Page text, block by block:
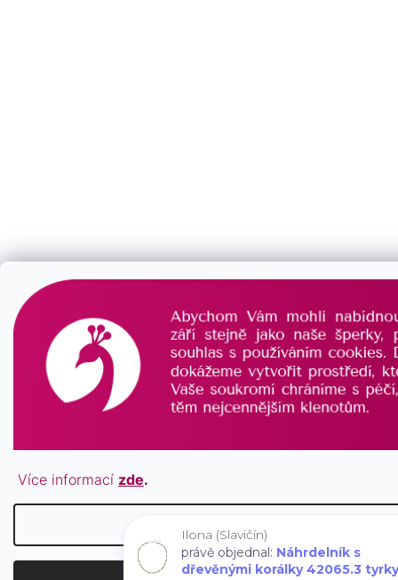
Více informací zde.
Ilona (Slavičín)
právě objednal: Náhrdelník s
dřevěnými korálky 42065.3